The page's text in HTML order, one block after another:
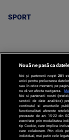
SPORT
SPORT
Nouă ne pasă ca
Noi și partenerii noștri 201
unici pentru prelucrarea
sau în orice moment, pe
nu vă vor afecta navigarea.
Noi si partenerii nostri
servicii de date analitice)
continutul si anunturile
functionalitati aferente
prevazute de art. 15-22 din
exercitate prin modalitatea
tip Cookie, care implica
care colaboram. Prin click pe
individual, mai putin cele